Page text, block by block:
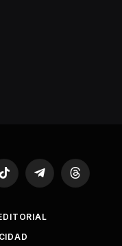
TikTok TelegramThreads